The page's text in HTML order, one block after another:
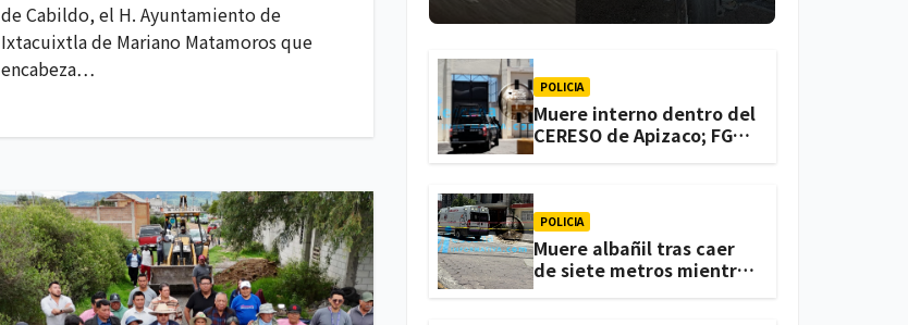
de Cabildo, el H. Ayuntamiento de
Ixtacuixtla de Mariano Matamoros que
encabeza…
lesionadas en
Atlihuetzia
POLICIA
Muere interno dentro del
CERESO de Apizaco; FGJE
investiga el caso
POLICIA
Muere albañil tras caer
de siete metros mientras
trabajaba en una